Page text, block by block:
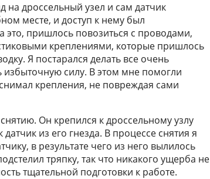
дроссельный узел и сам датчик
месте, и доступ к нему был
пришлось повозиться с проводами,
креплениями, которые пришлось
Я постарался делать все очень
силу. В этом мне помогли
крепления, не повреждая сами
Он крепился к дроссельному узлу
из его гнезда. В процессе снятия я
в результате чего из него вылилось
тряпку, так что никакого ущерба не
тщательной подготовки к работе.